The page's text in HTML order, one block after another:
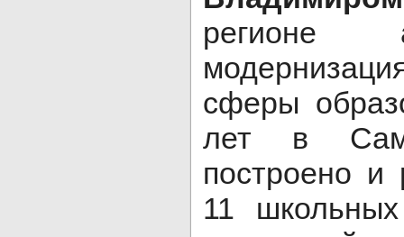
регионе
сферы
лет в
построено и
11